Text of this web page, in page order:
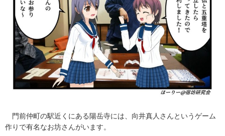
門前仲町の駅近くにある陽岳寺には、向井真人さんというゲーム
作りで有名なお坊さんがいます。